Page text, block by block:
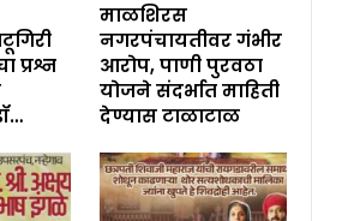
प्रश्न
माळशिरस
नगरपंचायतीवर गंभीर
आरोप, पाणी पुरवठा
योजने संदर्भात माहिती
देण्यास टाळाटाळ